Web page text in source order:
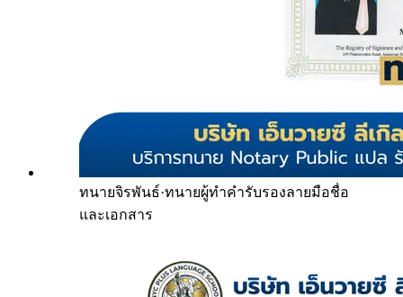
ทนายจิรพันธ์·ทนายผู้ทำคำรับรองลายมือชื่อ
และเอกสาร